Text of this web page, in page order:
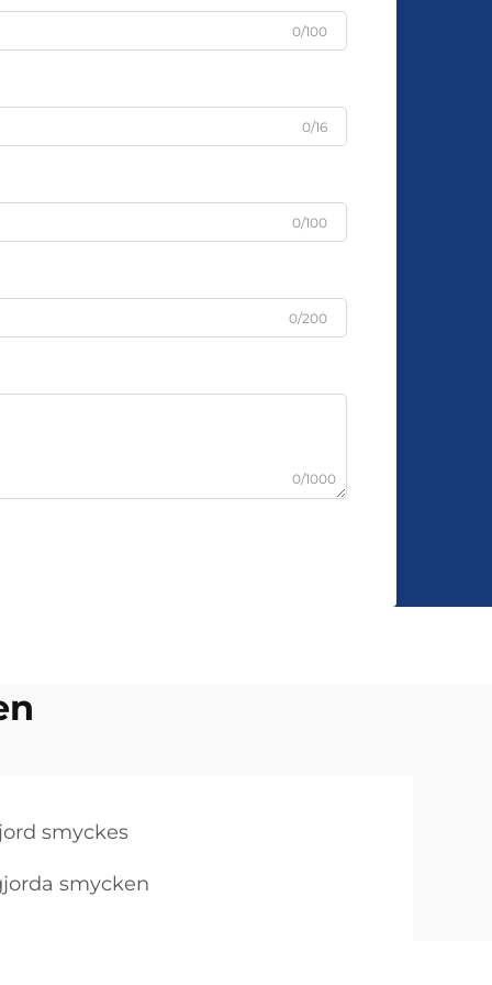
0/100
0/16
0/100
0/200
0/1000
smyckes
smycken